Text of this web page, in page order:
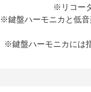
※リコー
※鍵盤ハーモニカと低
※鍵盤ハーモニカには